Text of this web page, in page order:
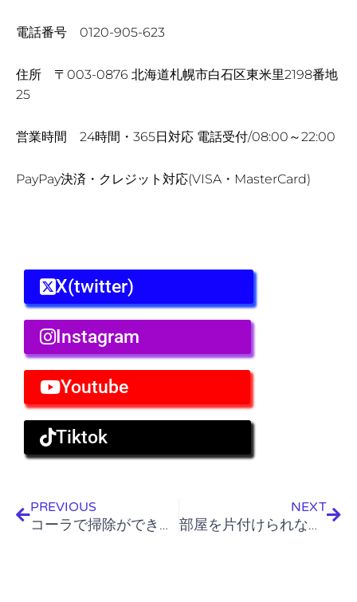
電話番号 0120-905-623
住所 〒003-0876 北海道札幌市白石区東米里2198番地
25
営業時間 24時間・365日対応 電話受付/08:00～22:00
PayPay決済・クレジット対応(VISA・MasterCard)
X(twitter)
Instagram
Youtube
Tiktok
PREVIOUS
コーラで掃除ができる！その真相とやり方をご紹介
NEXT
部屋を片付けられないのはなぜ？その心理を知って対策をしよう！